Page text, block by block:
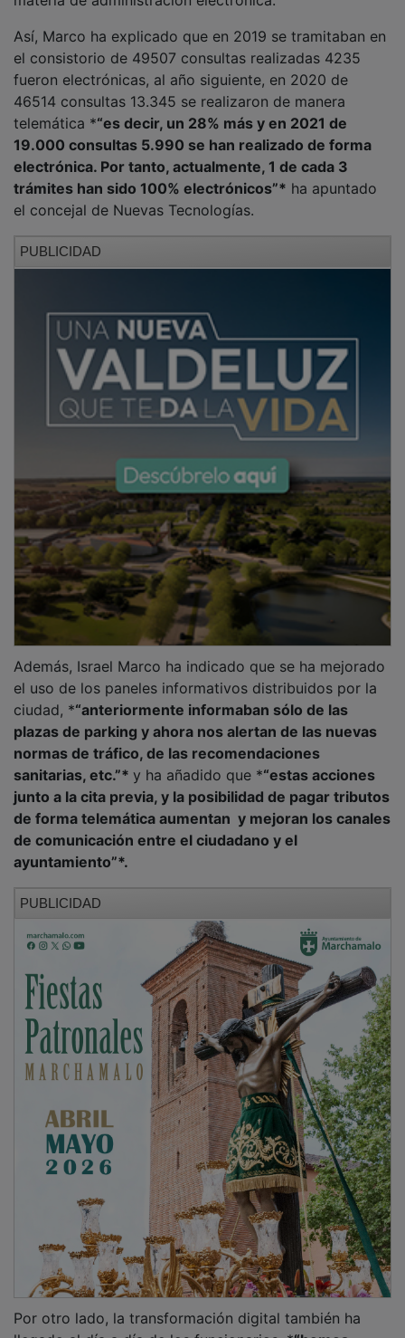
el consistorio de 49507 consultas realizadas 4235
fueron electrónicas, al año siguiente, en 2020 de
46514 consultas 13.345 se realizaron de manera
telemática *“es decir, un 28% más y en 2021 de
19.000 consultas 5.990 se han realizado de forma
electrónica. Por tanto, actualmente, 1 de cada 3
trámites han sido 100% electrónicos”*ha apuntado
el concejal de Nuevas Tecnologías.
el uso de los paneles informativos distribuidos por la
ciudad, * “anteriormente informaban sólo de las
plazas de parking y ahora nos alertan de las nuevas
normas de tráfico, de las recomendaciones
sanitarias, etc.”*y ha añadido que *“estas acciones
junto a la cita previa, y la posibilidad de pagar tributos
de forma telemática aumentan y mejoran los canales
de comunicación entre el ciudadano y el
ayuntamiento”*.
llegado al día a día de los funcionarios, *“hemos